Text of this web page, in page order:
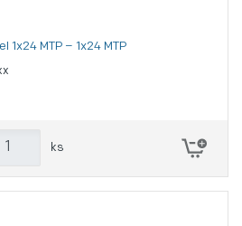
MTP – 1x24 MTP
ks